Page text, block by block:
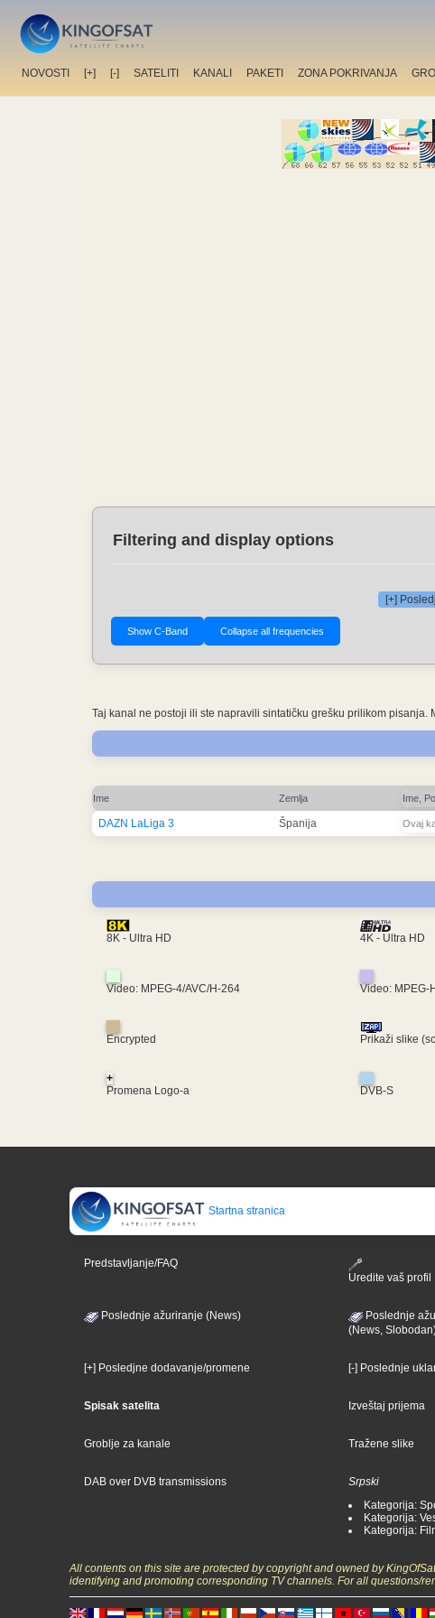
NOVOSTI [+] [-] SATELITI KANALI PAKETI ZONA POKRIVANJA
Filtering and display options
[+]
Taj kanal ne postoji ili ste napravili sintatičku grešku prilikom
Ime Zemlja Ime,
DAZN LaLiga 3 Španija Ovaj
8K - Ultra HD 4K - Ultra HD
Video: MPEG-4/AVC/H-264 Video: MPEG-
Encrypted Prikaži slike
+
Promena Logo-a
DVB-S
Startna stranica
Predstavljanje/FAQ
Uredite vaš profil
Poslednje ažuriranje (News)
Poslednje
(News,
[+] Posledjne dodavanje/promene [-] Poslednje
Spisak satelita Izveštaj prijema
Groblje za kanale Tražene slike
DAB over DVB transmissions
Srpski
Kategorija:
Kategorija:
Kategorija:
All contents on this site are protected by copyright and owned by
identifying and promoting corresponding TV channels. For all questions/